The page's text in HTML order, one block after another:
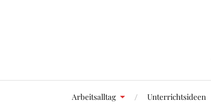
Arbeitsalltag Unterrichtsideen